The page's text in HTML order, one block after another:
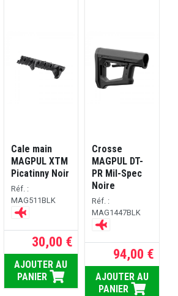
Cale main
MAGPUL XTM
Picatinny Noir
Réf. :
MAG511BLK
30,00 €
AJOUTER AU
PANIER
Crosse
MAGPUL DT-
PR Mil-Spec
Noire
Réf. :
MAG1447BLK
94,00 €
AJOUTER AU
PANIER